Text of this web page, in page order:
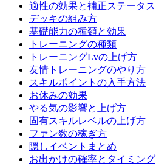
適性の効果と補正ステータス
デッキの組み方
基礎能力の種類と効果
トレーニングの種類
トレーニングLvの上げ方
友情トレーニングのやり方
スキルポイントの入手方法
お休みの効果
やる気の影響と上げ方
固有スキルレベルの上げ方
ファン数の稼ぎ方
隠しイベントまとめ
お出かけの確率とタイミング